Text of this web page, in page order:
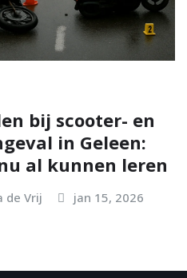
bij scooter- en
in Geleen:
al kunnen leren
de Vrij jan 15, 2026